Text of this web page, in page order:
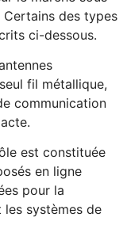
des types
ci-dessous.
fil métallique,
communication
est constituée
en ligne
pour la
systèmes de